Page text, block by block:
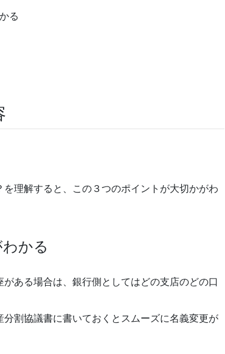
る
理解すると、この３つのポイントが大切かがわ
かる
ある場合は、銀行側としてはどの支店のどの口
割協議書に書いておくとスムーズに名義変更が